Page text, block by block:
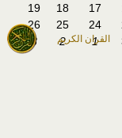
القران الكريم
17
18
19
24
25
26
1
2
3